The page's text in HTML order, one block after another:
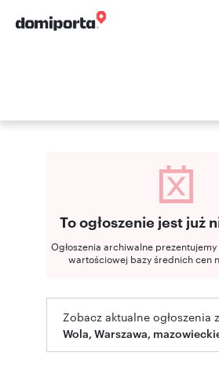
To ogłoszenie jest już
Ogłoszenia archiwalne
wartościowej bazy średnich cen
Zobacz aktualne ogłoszenia
Wola, Warszawa,